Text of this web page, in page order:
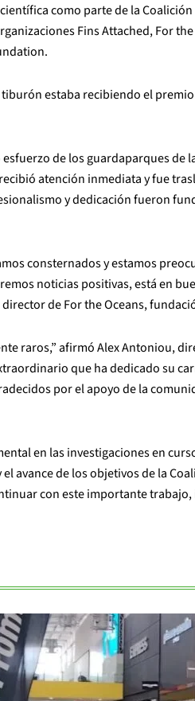
como parte de la
Fins Attached, For
estaba recibiendo el
de los guardaparques de
atención inmediata y fue
y dedicación fueron
consternados y estamos
noticias positivas, está en
de For the Oceans,
raros,” afirmó Alex Antoniou,
que ha dedicado su
por el apoyo de la
en las investigaciones en
avance de los objetivos de la
con este importante